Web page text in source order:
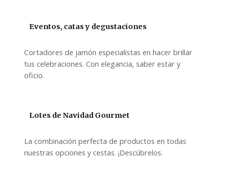
Eventos, catas y degustaciones
Cortadores de jamón especialistas en hacer brillar
tus celebraciones. Con elegancia, saber estar y
oficio.
Lotes de Navidad Gourmet
La combinación perfecta de productos en todas
nuestras opciones y cestas. ¡Descúbrelos.